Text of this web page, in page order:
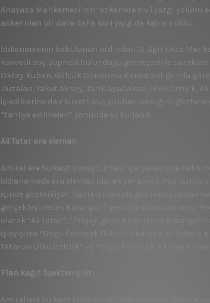
Anayasa Mahkemesi’nin ‘askerlere sivil yargı
asker olan bir dava daha sivil yargıda kalmış oldu.
İddianamenin kabulunun ardından 12. Ağır Ceza
kuvvetli suç şüphesi bulunduğu gerekçesiyle
Oktay Kuban, Gölcük Donanma Komutanlığı’nda
Düzalan, Yakut Aksoy, Tarık Ayabakan, Ülkü Öztürk,
işlediklerine dair kuvetli suç şüphesi varlığını
“tahliye edilmeleri” yönünde oy kullandı.
Ali Tatar ara eleman
Amirallere Suikast soruşturması çerçevesinde
iddianamede ara eleman olarak yer alıyor. Poyrazköy
içinde gösteriliyor. Sanıklardan ele geçirilen
gerçekleştirecek Karargah” şeklinde oluşturulmuş.
olarak “Ali Tatar”, “Projeyi gerçekleştirecek
işleyişi ise “Doğu Perinçek (Silivri) » kurye » Ali Tatar »
Tatar »» Ülkü Öztürk” ve “Doğu Perinçek » kurye »
Plan kağıt fişekten çıktı
Amirallere Suikast iddianamesinde dönemin Deniz